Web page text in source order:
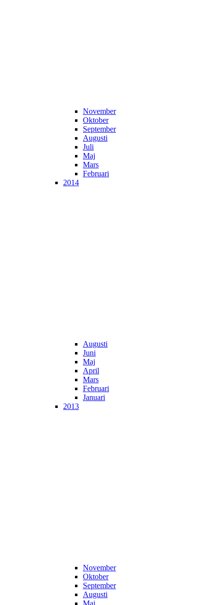
November
Oktober
September
Augusti
Juli
Maj
Mars
Februari
2014
Augusti
Juni
Maj
April
Mars
Februari
Januari
2013
November
Oktober
September
Augusti
Maj